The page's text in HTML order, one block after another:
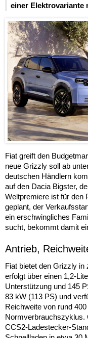
einer Elektrovariante
Fiat greift den
neue Grizzly soll ab
deutschen Händlern
auf den Dacia Bigster,
Weltpremiere ist für den
geplant, der
ein erschwingliches
sucht, bekommt damit
Antrieb,
Fiat bietet den Grizzly in
erfolgt über einen 1,2-
Unterstützung und 145
83 kW (113 PS) und
Reichweite von rund
Normverbrauchszyklus.
CCS2-Ladestecker-